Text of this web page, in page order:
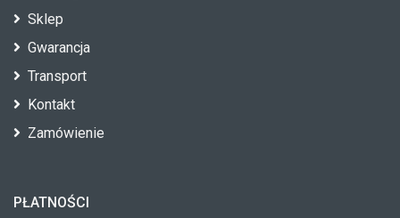
Sklep
Gwarancja
Transport
Kontakt
Zamówienie
PŁATNOŚCI